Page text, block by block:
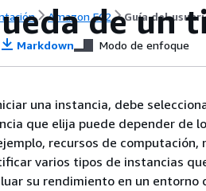
Amazon EC2 Guía del
de un
Markdown Modo de enfoque
una instancia, debe
que elija puede depender de
recursos de
varios tipos de instancias
su rendimiento en un